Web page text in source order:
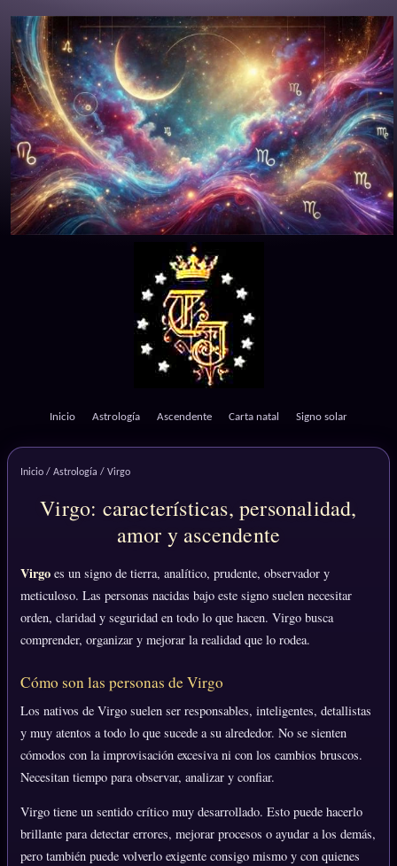
Inicio Astrología Ascendente Carta natal Signo solar
Inicio / Astrología / Virgo
Virgo: características, personalidad,
amor y ascendente
Virgo es un signo de tierra, analítico, prudente, observador y
meticuloso. Las personas nacidas bajo este signo suelen necesitar
orden, claridad y seguridad en todo lo que hacen. Virgo busca
comprender, organizar y mejorar la realidad que lo rodea.
Cómo son las personas de Virgo
Los nativos de Virgo suelen ser responsables, inteligentes, detallistas
y muy atentos a todo lo que sucede a su alrededor. No se sienten
cómodos con la improvisación excesiva ni con los cambios bruscos.
Necesitan tiempo para observar, analizar y confiar.
Virgo tiene un sentido crítico muy desarrollado. Esto puede hacerlo
brillante para detectar errores, mejorar procesos o ayudar a los demás,
pero también puede volverlo exigente consigo mismo y con quienes